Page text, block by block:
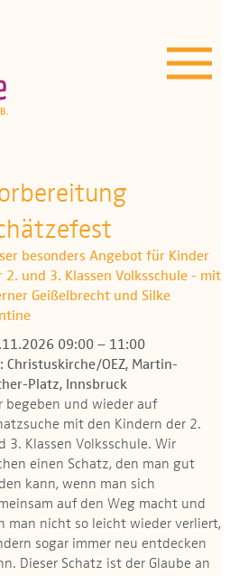
Angebot
OEZ
besonders Angebot für Kinder
2. und 3. Klassen Volksschule - mit
Geißelbrecht und Silke
09:00 – 11:00
Christuskirche/OEZ, Martin-
Platz, Innsbruck
begeben und wieder auf
mit den Kindern der 2.
3. Klassen Volksschule. Wir
einen Schatz, den man gut
kann, wenn man sich
auf den Weg macht und
man nicht so leicht wieder verliert,
sogar immer neu entdecken
Dieser Schatz ist der Glaube an